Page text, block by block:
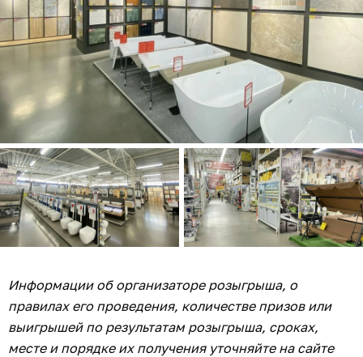
Информации об организаторе розыгрыша, о
правилах его проведения, количестве призов или
выигрышей по результатам розыгрыша, сроках,
месте и порядке их получения уточняйте на сайте